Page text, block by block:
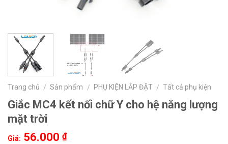
Trang chủ / Sản phẩm / PHỤ KIỆN LẮP ĐẶT / Tất cả phụ kiện
Giắc MC4 kết nối chữ Y cho hệ năng lượng
mặt trời
Giá: 56.000 ₫